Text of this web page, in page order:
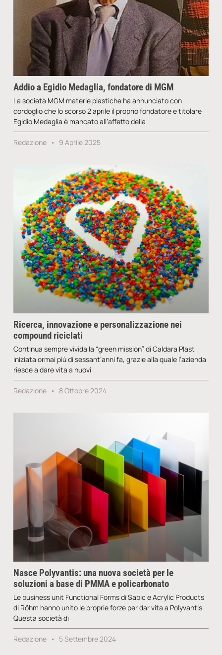
Addio a Egidio Medaglia, fondatore di MGM
La società MGM materie plastiche ha annunciato con
cordoglio che lo scorso 2 aprile il proprio fondatore e titolare
Egidio Medaglia è mancato all’affetto della
Redazione 9 Aprile 2025
Ricerca, innovazione e personalizzazione nei
compound riciclati
Continua sempre vivida la “green mission” di Caldara Plast
iniziata ormai più di sessant’anni fa, grazie alla quale l’azienda
riesce a dare vita a nuovi
Redazione 8 Ottobre 2024
Nasce Polyvantis: una nuova società per le
soluzioni a base di PMMA e policarbonato
Le business unit Functional Forms di Sabic e Acrylic Products
di Röhm hanno unito le proprie forze per dar vita a Polyvantis.
Questa società di
Redazione 5 Settembre 2024